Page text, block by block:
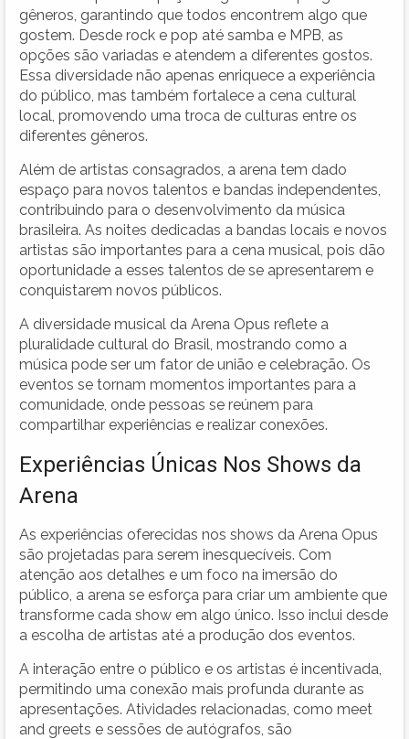
gêneros, garantindo que todos encontrem algo que
gostem. Desde rock e pop até samba e MPB, as
opções são variadas e atendem a diferentes gostos.
Essa diversidade não apenas enriquece a experiência
do público, mas também fortalece a cena cultural
local, promovendo uma troca de culturas entre os
diferentes gêneros.
Além de artistas consagrados, a arena tem dado
espaço para novos talentos e bandas independentes,
contribuindo para o desenvolvimento da música
brasileira. As noites dedicadas a bandas locais e novos
artistas são importantes para a cena musical, pois dão
oportunidade a esses talentos de se apresentarem e
conquistarem novos públicos.
A diversidade musical da Arena Opus reflete a
pluralidade cultural do Brasil, mostrando como a
música pode ser um fator de união e celebração. Os
eventos se tornam momentos importantes para a
comunidade, onde pessoas se reúnem para
compartilhar experiências e realizar conexões.
Experiências Únicas Nos Shows da
Arena
As experiências oferecidas nos shows da Arena Opus
são projetadas para serem inesquecíveis. Com
atenção aos detalhes e um foco na imersão do
público, a arena se esforça para criar um ambiente que
transforme cada show em algo único. Isso inclui desde
a escolha de artistas até a produção dos eventos.
A interação entre o público e os artistas é incentivada,
permitindo uma conexão mais profunda durante as
apresentações. Atividades relacionadas, como meet
and greets e sessões de autógrafos, são